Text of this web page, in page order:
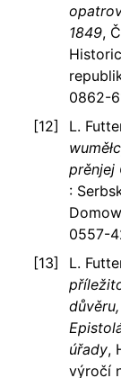
1849,
0862-
L.
prěnjej
:
0557-
L.
úřady,
výročí